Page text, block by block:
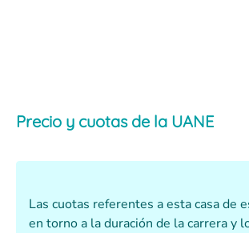
Precio y cuotas de la UANE
Las cuotas referentes a esta casa de
en torno a la duración de la carrera y